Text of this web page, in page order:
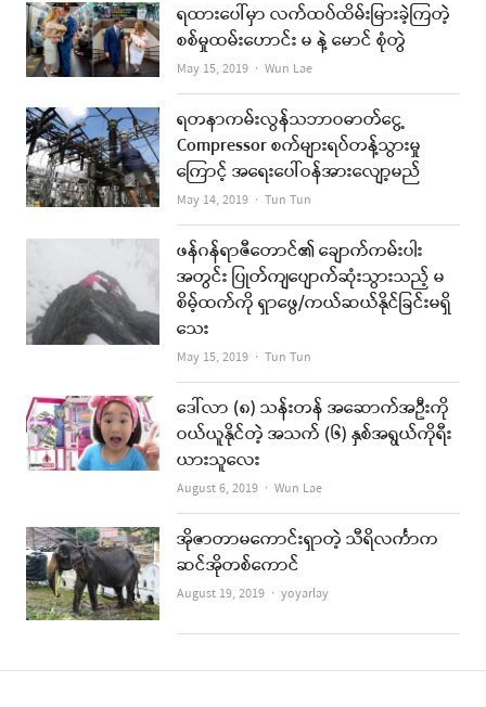
ရထားပေါ်မှာ လက်ထပ်ထိမ်းမြားခဲ့ကြတဲ့
စစ်မှုထမ်းဟောင်း မ နဲ့ မောင် စုံတွဲ
May 15, 2019 Author
Wun Lae
ရတနာကမ်းလွန်သဘာဝဓာတ်ငွေ့
Compressor စက်များရပ်တန့်သွားမှု
ကြောင့် အရေးပေါ်ဝန်အားလျော့မည်
May 14, 2019 Author
Tun Tun
ဖန်ဂန်ရာဇီတောင်၏ ချောက်ကမ်းပါး
အတွင်း ပြုတ်ကျပျောက်ဆုံးသွားသည့် မ
စိမ့်ထက်ကို ရှာဖွေ/ကယ်ဆယ်နိုင်ခြင်းမရှိ
သေး
May 15, 2019 Author
Tun Tun
ဒေါ်လာ (၈) သန်းတန် အဆောက်အဦးကို
ဝယ်ယူနိုင်တဲ့ အသက် (၆) နှစ်အရွယ်ကိုရီး
ယားသူလေး
August 6, 2019 Author
Wun Lae
အိုဇာတာမကောင်းရှာတဲ့ သီရိလင်္ကာက
ဆင်အိုတစ်ကောင်
August 19, 2019 Author
yoyarlay